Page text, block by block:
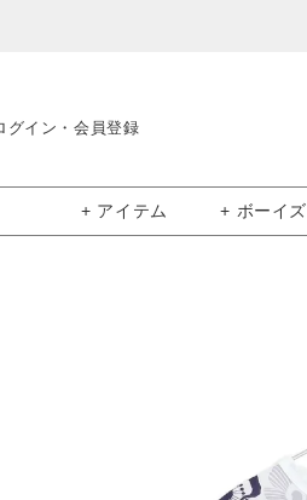
グイン・会員登録
+ アイテム + ボーイズ